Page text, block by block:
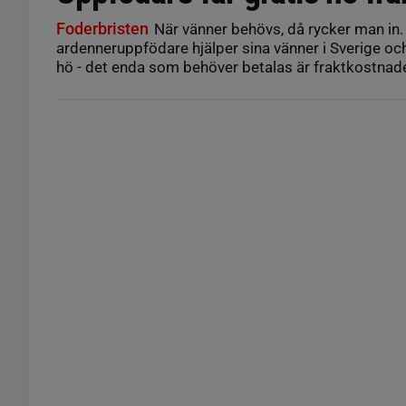
Foderbristen När vänner behövs, då rycker man
ardenneruppfödare hjälper sina vänner i Sverige
hö - det enda som behöver betalas är